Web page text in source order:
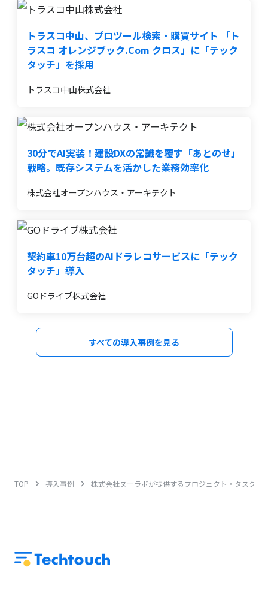
トラスコ中山、プロツール検索・購買サイト 「ト
ラスコ オレンジブック.Com クロス」に「テック
タッチ」を採用
トラスコ中山株式会社
30分でAI実装！建設DXの常識を覆す「あとのせ」
戦略。既存システムを活かした業務効率化
株式会社オープンハウス・アーキテクト
契約車10万台超のAIドラレコサービスに「テック
タッチ」導入
GOドライブ株式会社
すべての導入事例を見る
TOP 導入事例 株式会社ヌーラボが提供するプロジェクト・タスク